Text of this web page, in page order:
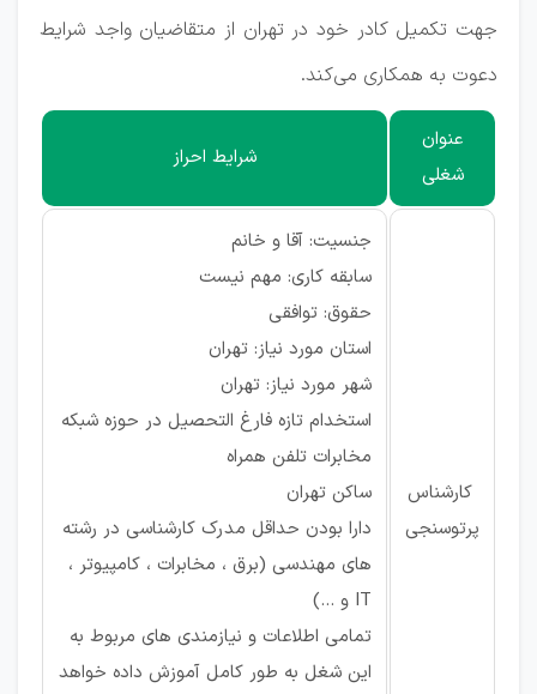
جهت تکمیل کادر خود در تهران از متقاضیان واجد شرایط
دعوت به همکاری می‌کند.
عنوان
شغلی
شرایط احراز
کارشناس
پرتوسنجی
جنسیت: آقا و خانم
سابقه کاری: مهم نیست
حقوق: توافقی
استان مورد نیاز: تهران
شهر مورد نیاز: تهران
استخدام تازه فارغ التحصیل در حوزه شبکه
مخابرات تلفن همراه
ساکن تهران
دارا بودن حداقل مدرک کارشناسی در رشته
های مهندسی (برق ، مخابرات ، کامپیوتر ،
IT و ...)
تمامی اطلاعات و نیازمندی های مربوط به
این شغل به طور کامل آموزش داده خواهد